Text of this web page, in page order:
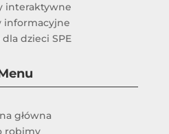
interaktywne
informacyjne
dzieci SPE
główna
robimy